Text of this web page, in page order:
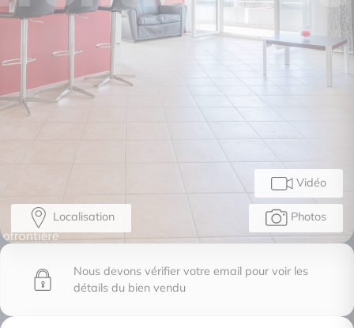
Photos
Vidéo
Localisation
Nous devons vérifier votre email pour voir les
détails du bien vendu